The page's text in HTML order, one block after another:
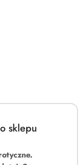
sklepu